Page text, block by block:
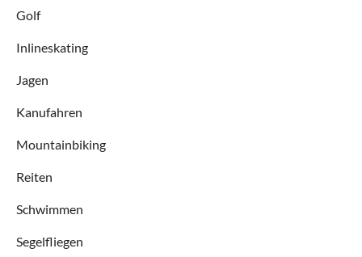
Golf
Inlineskating
Jagen
Kanufahren
Mountainbiking
Reiten
Schwimmen
Segelfliegen